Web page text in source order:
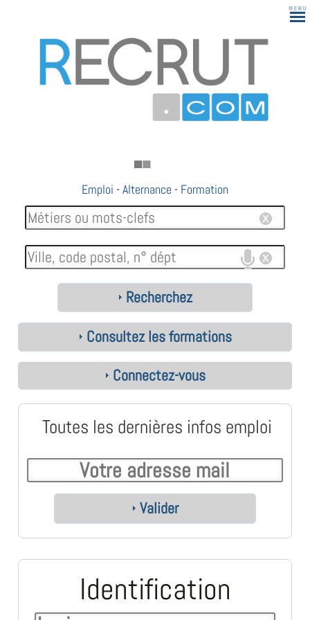
Emploi -Alternance - Formation
Recherchez
Consultez les formations
Connectez-vous
Toutes les dernières infos emploi
Valider
Identification